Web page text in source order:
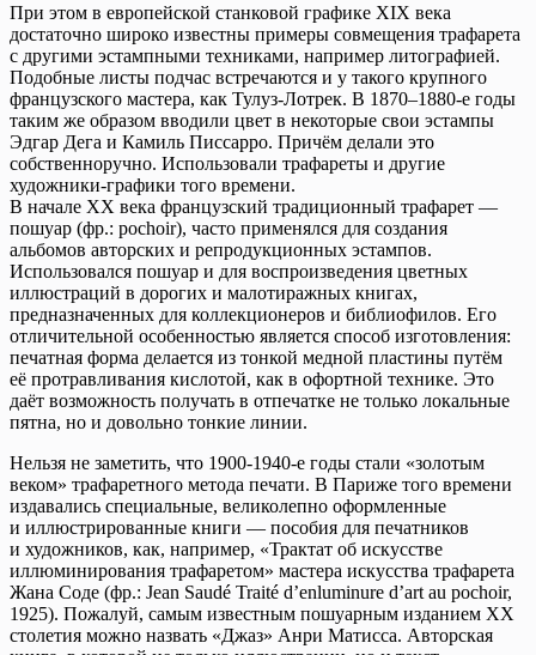
При этом в европейской станковой графике XIX века
достаточно широко известны примеры совмещения трафарета
с другими эстампными техниками, например литографией.
Подобные листы подчас встречаются и у такого крупного
французского мастера, как Тулуз-Лотрек. В 1870–1880-е годы
таким же образом вводили цвет в некоторые свои эстампы
Эдгар Дега и Камиль Писсарро. Причём делали это
собственноручно. Использовали трафареты и другие
художники-графики того времени.
В начале ХХ века французский традиционный трафарет —
пошуар (фр.: pochoir), часто применялся для создания
альбомов авторских и репродукционных эстампов.
Использовался пошуар и для воспроизведения цветных
иллюстраций в дорогих и малотиражных книгах,
предназначенных для коллекционеров и библиофилов. Его
отличительной особенностью является способ изготовления:
печатная форма делается из тонкой медной пластины путём
её протравливания кислотой, как в офортной технике. Это
даёт возможность получать в отпечатке не только локальные
пятна, но и довольно тонкие линии.
Нельзя не заметить, что 1900-1940-е годы стали «золотым
веком» трафаретного метода печати. В Париже того времени
издавались специальные, великолепно оформленные
и иллюстрированные книги — пособия для печатников
и художников, как, например, «Трактат об искусстве
иллюминирования трафаретом» мастера искусства трафарета
Жана Соде (фр.: Jean Saudé Traité d’enluminure d’art au pochoir,
1925). Пожалуй, самым известным пошуарным изданием ХХ
столетия можно назвать «Джаз» Анри Матисса. Авторская